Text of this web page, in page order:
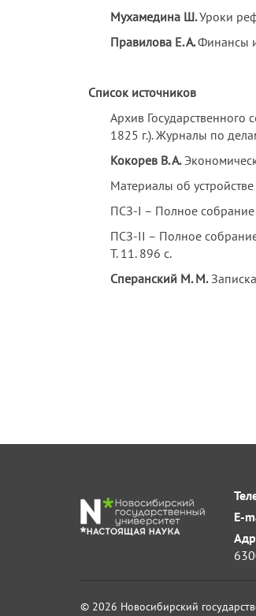
Мухамедина Ш.Уроки
Правилова Е. А.Финансы
Список источников
Архив Государственного
1825 г.). Журналы по
Кокорев В. А.
Материалы об
ПСЗ-I – Полное собрание
ПСЗ-II – Полное собрание
Т. 11. 896 с.
Сперанский М. М.
E-
© 2026 Новосибирский